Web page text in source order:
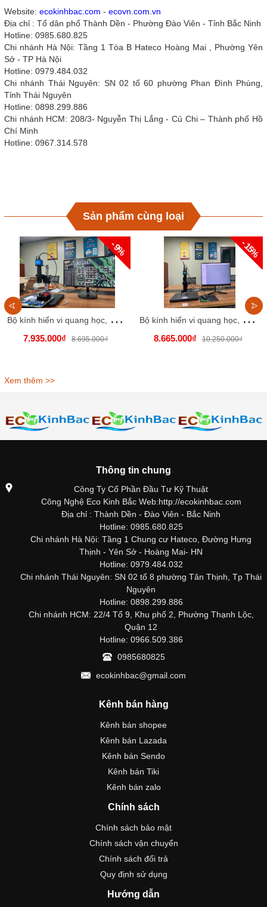
Website: ecokinhbac.com - ecovn.com.vn
Địa chỉ : Tổ dân phố Thành Dền - Phường Đào Viên - Tỉnh Bắc Ninh
Hotline: 0985.680.825
Chi nhánh Hà Nội: Tầng 1 Tòa B Hateco Hoàng Mai , Phường Yên
Sở - TP Hà Nội
Hotline: 0979.484.032
Chi nhánh Thái Nguyên: SN 02 tổ 60 phường Phan Đình Phùng,
Tỉnh Thái Nguyên
Hotline: 0898.299.886
Chi nhánh HCM: 208/3- Nguyễn Thị Lắng - Củ Chi – Thành phố Hồ
Chí Minh
Hotline: 0967.314.578
Sản phẩm cùng loại
- 9%
B
ộ kính hiển vi quang học, model: PDOK-EC 2000.(Kèm theo Camera 20MP, Đèn LED và màn hình).
7.935.000₫ 8.695.000₫
- 15%
B
ộ kính hiển vi quang học, model: PDOK-EC 2200.
8.665.000₫ 10.250.000₫
Xem thêm >>
Thông tin chung
Công Ty Cổ Phần Đầu Tư Kỹ Thuật
Công Nghệ Eco Kinh Bắc Web:http://ecokinhbac.com
Địa chỉ : Thành Dền - Đào Viên - Bắc Ninh
Hotline: 0985.680.825
Chi nhánh Hà Nội: Tầng 1 Chung cư Hateco, Đường Hưng
Thịnh - Yên Sở - Hoàng Mai- HN
Hotline: 0979.484.032
Chi nhánh Thái Nguyên: SN 02 tổ 8 phường Tân Thịnh, Tp Thái
Nguyên
Hotline: 0898.299.886
Chi nhánh HCM: 22/4 Tổ 9, Khu phố 2, Phường Thạnh Lộc,
Quận 12
Hotline: 0966.509.386
0985680825
ecokinhbac@gmail.com
Kênh bán hàng
Kênh bán shopee
Kênh bán Lazada
Kênh bán Sendo
Kênh bán Tiki
Kênh bán zalo
Chính sách
Chính sách bảo mật
Chính sách vận chuyển
Chính sách đổi trả
Quy định sử dụng
Hướng dẫn